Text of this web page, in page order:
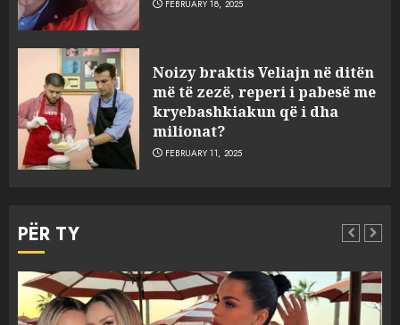
FEBRUARY 18, 2025
Noizy braktis Veliajn në ditën
më të zezë, reperi i pabesë me
kryebashkiakun që i dha
milionat?
FEBRUARY 11, 2025
PËR TY
3
sulmuan “One Albania”,
ngjarja u fsheh. A u vodhën
serverat?
MARCH 25, 2025
4 MARCH 25, 2025